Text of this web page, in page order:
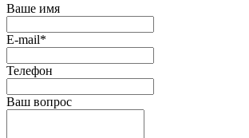
Ваше имя
E-mail*
Телефон
Ваш вопрос